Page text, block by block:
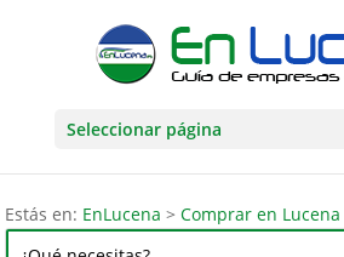
Seleccionar página
Estás en: EnLucena >Comprar en Lucena